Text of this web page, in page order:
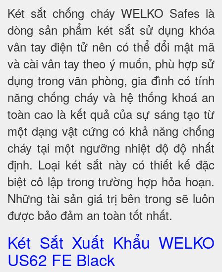
Két sắt chống cháy WELKO Safes là
dòng sản phẩm két sắt sử dụng khóa
vân tay điện tử nên có thể đổi mật mã
và cài vân tay theo ý muốn, phù hợp sử
dụng trong văn phòng, gia đình có tính
năng chống cháy và hệ thống khoá an
toàn cao là kết quả của sự sáng tạo từ
một dạng vật cứng có khả năng chống
cháy tại một ngưỡng nhiệt độ độ nhất
định. Loại két sắt này có thiết kế đặc
biệt cô lập trong trường hợp hỏa hoạn.
Những tài sản giá trị bên trong sẽ luôn
được bảo đảm an toàn tốt nhất.
Két Sắt Xuất Khẩu WELKO
US62 FE Black